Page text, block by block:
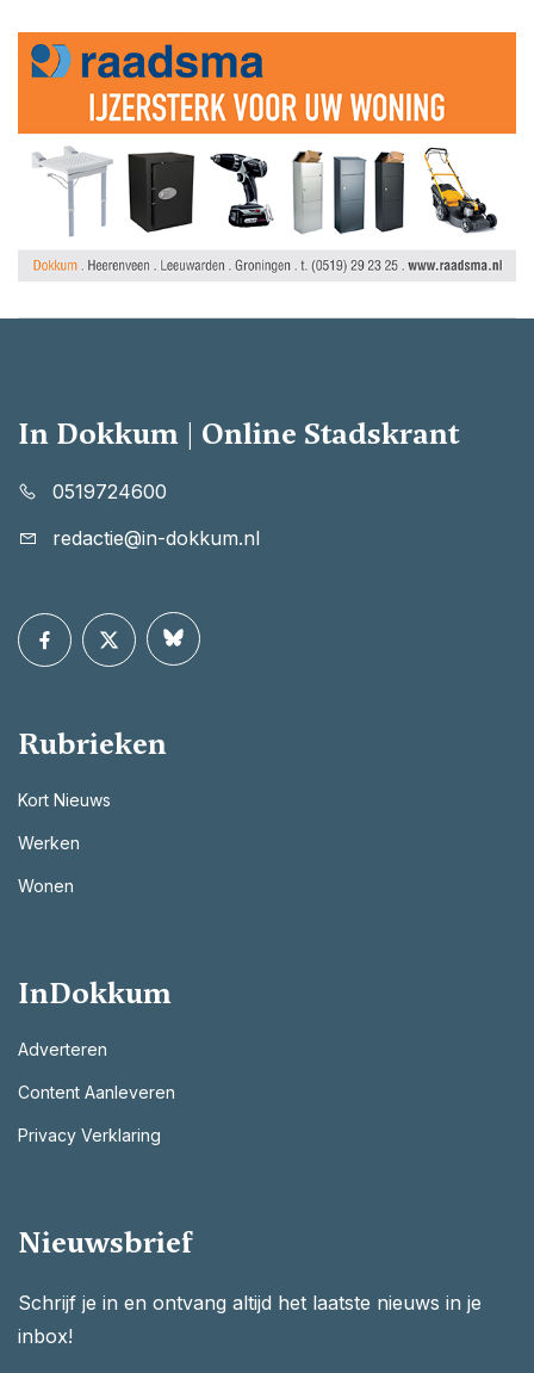
In Dokkum | Online Stadskrant
0519724600
redactie@in-dokkum.nl
Rubrieken
Kort Nieuws
Werken
Wonen
InDokkum
Adverteren
Content Aanleveren
Privacy Verklaring
Nieuwsbrief
Schrijf je in en ontvang altijd het laatste nieuws in je
inbox!